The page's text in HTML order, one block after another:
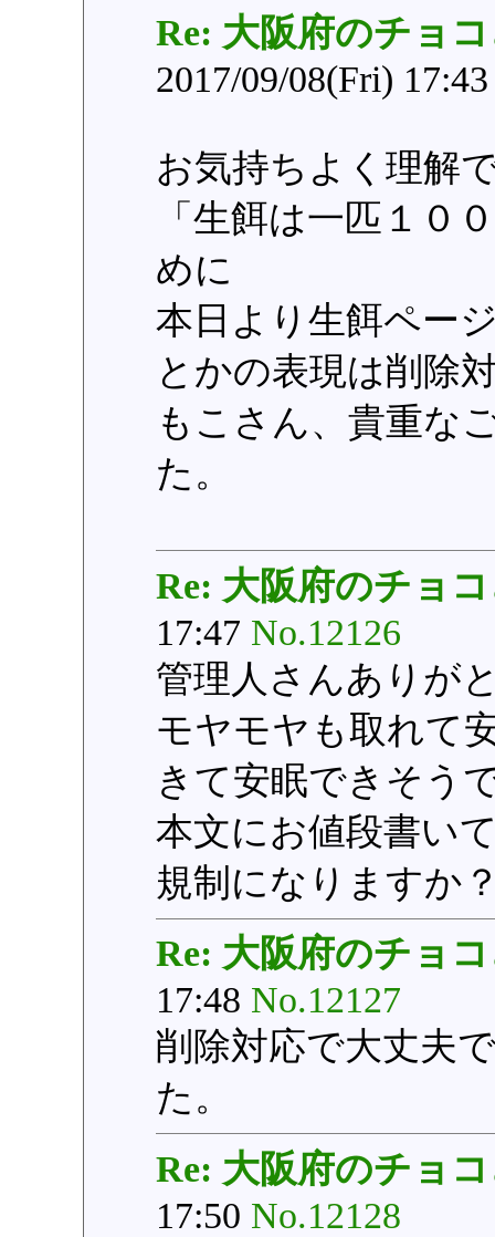
Re: 大阪府のチョ
2017/09/08(Fri)
お気持ちよく理解
「生餌は一匹１０
めに
本日より生餌ペー
とかの表現は削除
もこさん、貴重な
た。
Re: 大阪府のチョ
17:47 No.12126
管理人さんありが
モヤモヤも取れて
きて安眠できそう
本文にお値段書い
規制になりますか
Re: 大阪府のチョ
17:48 No.12127
削除対応で大丈夫
た。
Re: 大阪府のチョ
17:50 No.12128